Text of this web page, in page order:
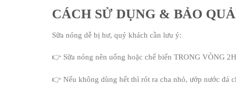
CÁCH SỬ DỤNG & BẢO
Sữa nóng dễ bị hư, quý khách cần lưu ý:
👉 Sữa nóng nên uống hoặc chế biến TRONG VÒNG
👉 Nếu không dùng hết thì rót ra cha nhỏ, ướp nước đá